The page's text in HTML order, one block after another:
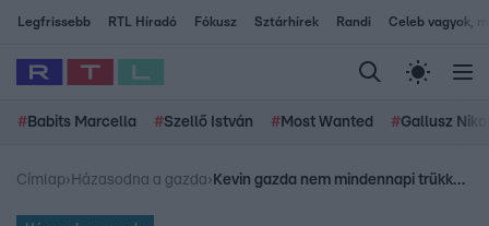
Legfrissebb RTL Híradó Fókusz Sztárhírek Randi Celeb vagyok,
# Babits Marcella #Szellő István # Most Wanted #Gallusz
Címlap› Házasodna a gazda› Kevin gazda nem mindennapi trükkökre képes lovaival